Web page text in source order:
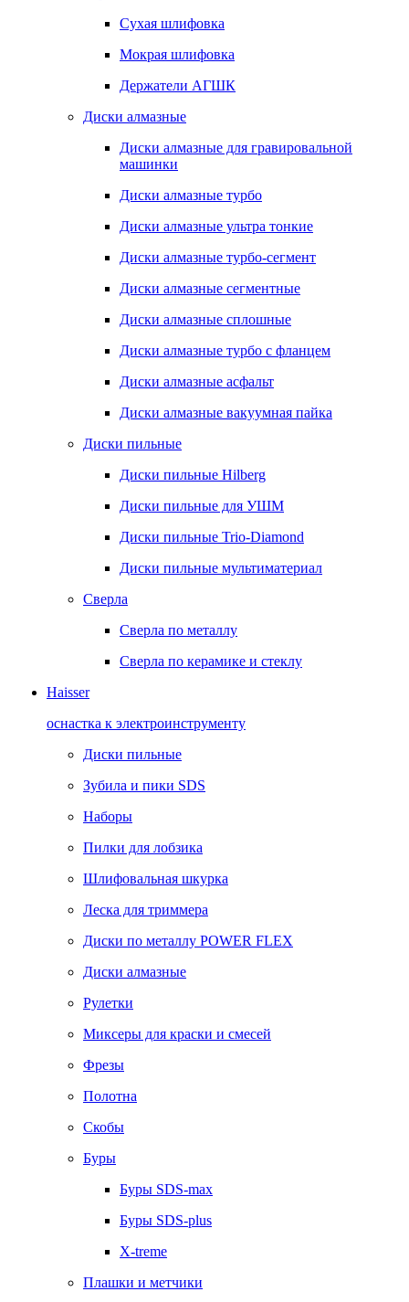
Сухая шлифовка
Мокрая шлифовка
Держатели АГШК
Диски алмазные
Диски алмазные для гравировальной
машинки
Диски алмазные турбо
Диски алмазные ультра тонкие
Диски алмазные турбо-сегмент
Диски алмазные сегментные
Диски алмазные сплошные
Диски алмазные турбо с фланцем
Диски алмазные асфальт
Диски алмазные вакуумная пайка
Диски пильные
Диски пильные Hilberg
Диски пильные для УШМ
Диски пильные Trio-Diamond
Диски пильные мультиматериал
Сверла
Сверла по металлу
Сверла по керамике и стеклу
Haisser
оснастка к электроинструменту
Диски пильные
Зубила и пики SDS
Наборы
Пилки для лобзика
Шлифовальная шкурка
Леска для триммера
Диски по металлу POWER FLEX
Диски алмазные
Рулетки
Миксеры для краски и смесей
Фрезы
Полотна
Скобы
Буры
Буры SDS-max
Буры SDS-plus
X-treme
Плашки и метчики